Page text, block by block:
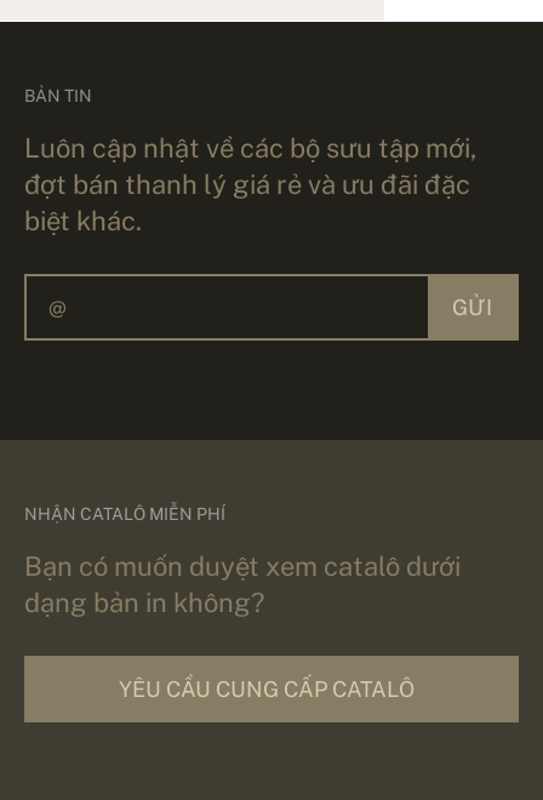
BẢN TIN
Luôn cập nhật về các bộ sưu tập mới,
đợt bán thanh lý giá rẻ và ưu đãi đặc
biệt khác.
GỬI
NHẬN CATALÔ MIỄN PHÍ
Bạn có muốn duyệt xem catalô dưới
dạng bản in không?
YÊU CẦU CUNG CẤP CATALÔ